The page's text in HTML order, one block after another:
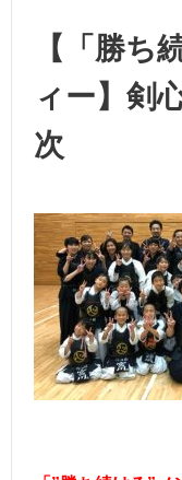
【「勝ち
ィー】剣
次